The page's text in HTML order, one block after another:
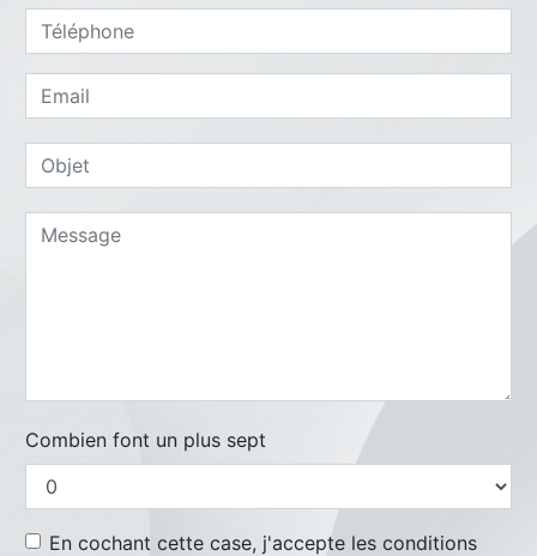
Combien font un plus sept
En cochant cette case, j'accepte les conditions